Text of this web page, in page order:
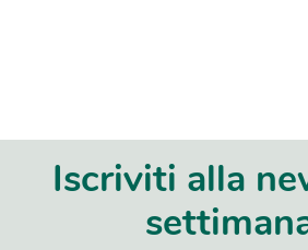
Iscriviti alla